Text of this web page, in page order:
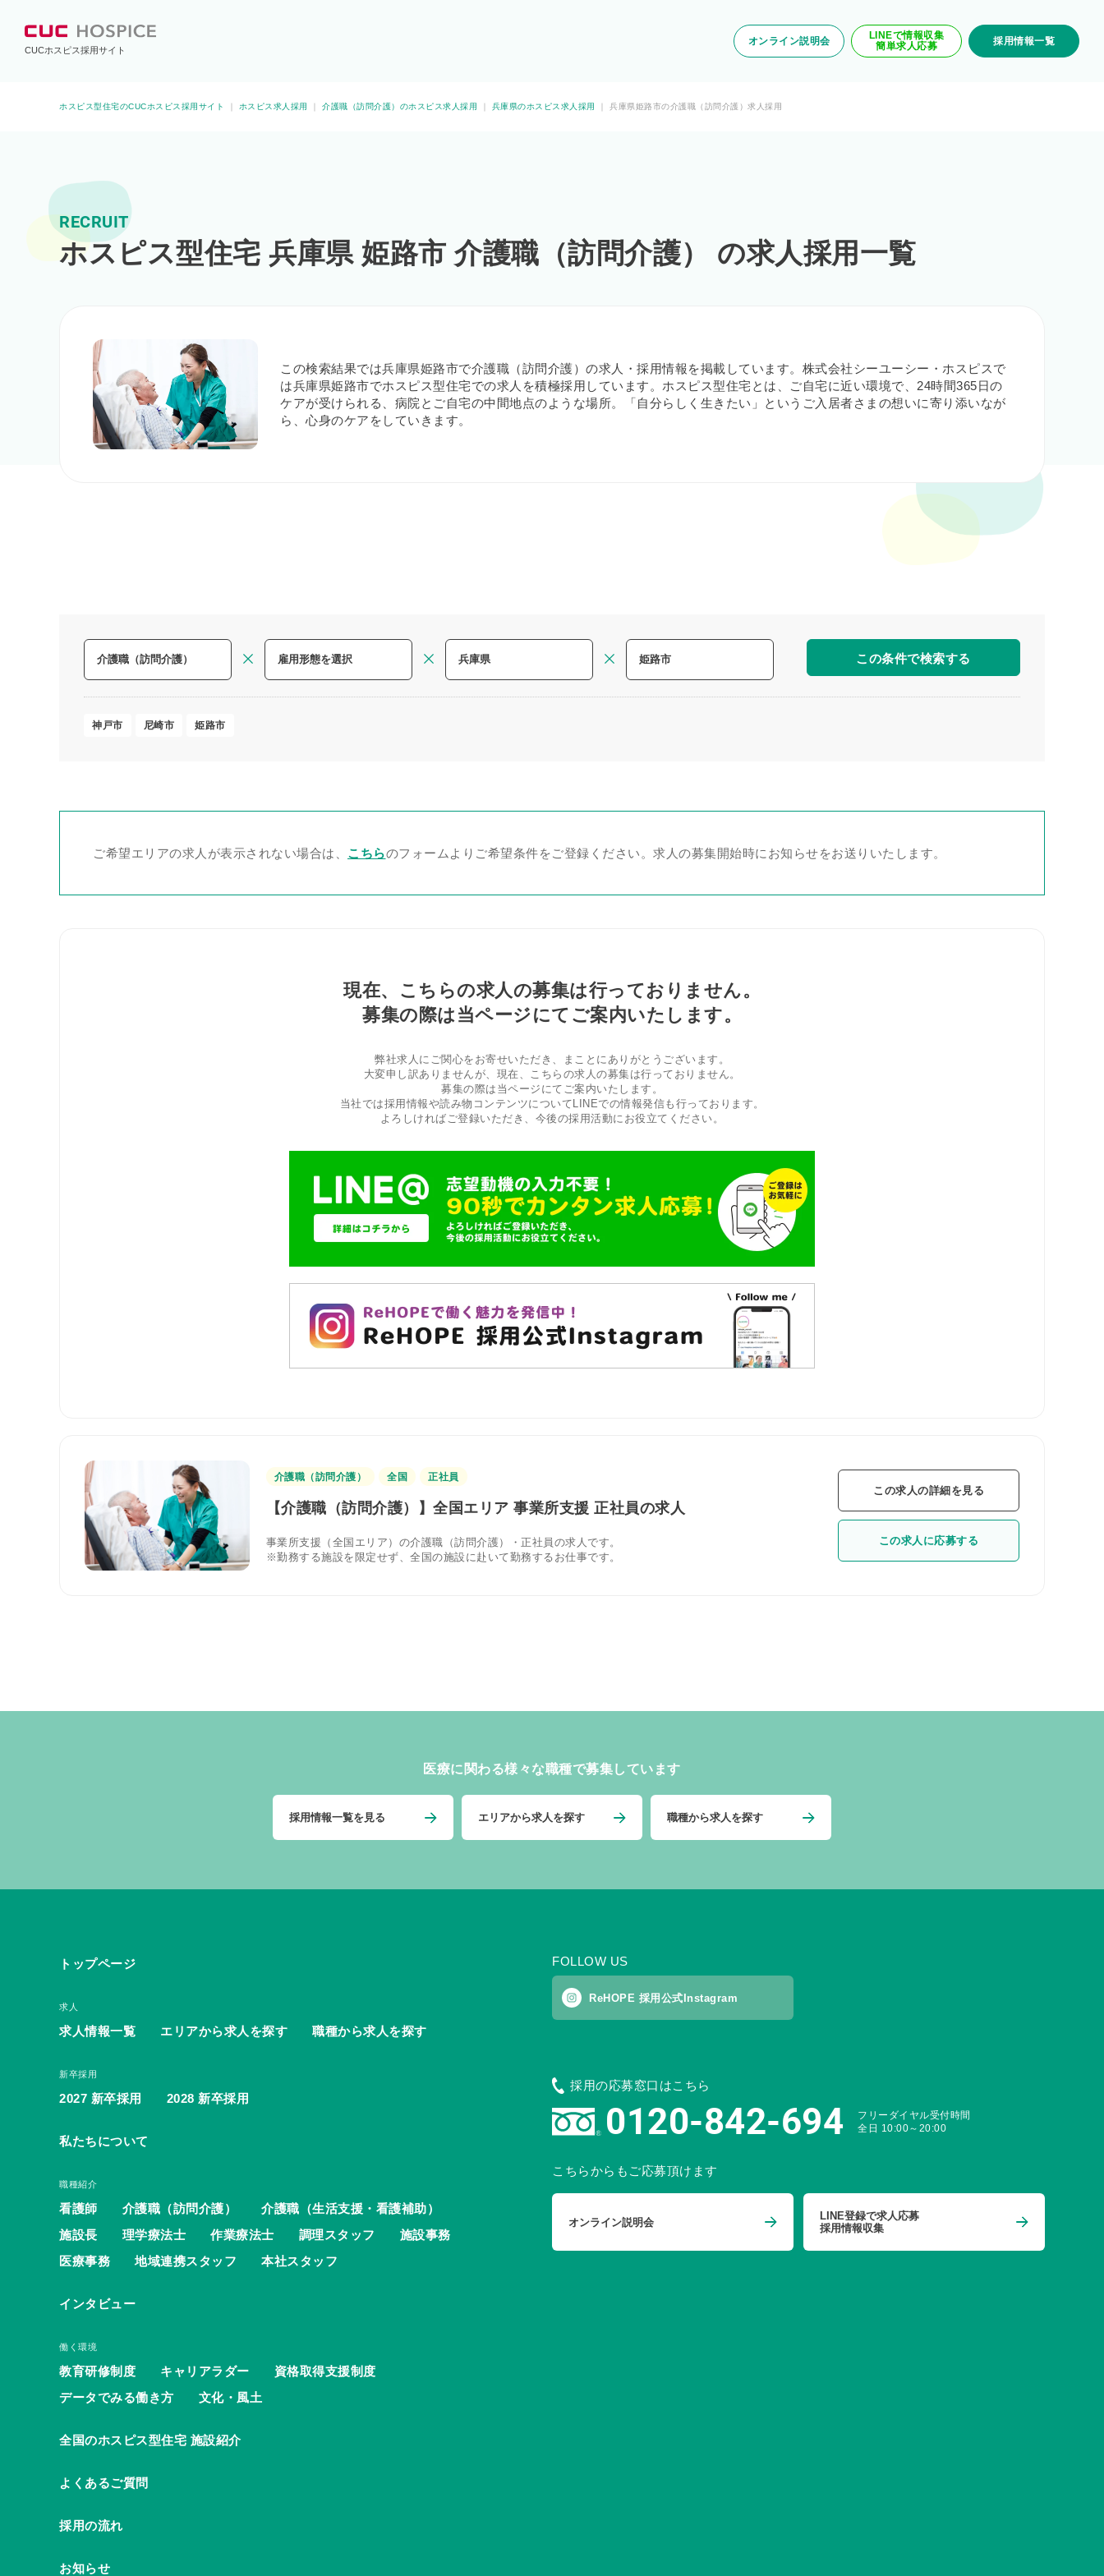
CUCホスピス採用サイト
オンライン説明会
LINEで情報収集
簡単求人応募
採用情報一覧
ホスピス型住宅のCUCホスピス採用サイト ホスピス求人採用 介護職（訪問介護）のホスピス求人採用 兵庫県のホスピス求人採用 兵庫県姫路市の介護職（訪問介護）求人採用
RECRUIT
ホスピス型住宅 兵庫県 姫路市 介護職（訪問介護） の求人採用一覧
この検索結果では兵庫県姫路市で介護職（訪問介護）の求人・採用情報を掲載しています。株式会社シーユーシー・ホスピスで
は兵庫県姫路市でホスピス型住宅での求人を積極採用しています。ホスピス型住宅とは、ご自宅に近い環境で、24時間365日の
ケアが受けられる、病院とご自宅の中間地点のような場所。「自分らしく生きたい」というご入居者さまの想いに寄り添いなが
ら、心身のケアをしていきます。
この条件で検索する
神戸市 尼崎市 姫路市
ご希望エリアの求人が表示されない場合は、 こちらのフォームよりご希望条件をご登録ください。求人の募集開始時にお知らせをお送りいたします。
現在、こちらの求人の募集は行っておりません。
募集の際は当ページにてご案内いたします。
弊社求人にご関心をお寄せいただき、まことにありがとうございます。
大変申し訳ありませんが、現在、こちらの求人の募集は行っておりません。
募集の際は当ページにてご案内いたします。
当社では採用情報や読み物コンテンツについてLINEでの情報発信も行っております。
よろしければご登録いただき、今後の採用活動にお役立てください。
介護職（訪問介護） 全国 正社員
【介護職（訪問介護）】全国エリア 事業所支援 正社員の求人
事業所支援（全国エリア）の介護職（訪問介護）・正社員の求人です。
※勤務する施設を限定せず、全国の施設に赴いて勤務するお仕事です。
この求人の詳細を見る
この求人に応募する
医療に関わる様々な職種で募集しています
採用情報一覧を見る エリアから求人を探す 職種から求人を探す
トップページ
求人
求人情報一覧 エリアから求人を探す 職種から求人を探す
新卒採用
2027 新卒採用 2028 新卒採用
私たちについて
職種紹介
看護師 介護職（訪問介護）
介護職（生活支援・看護補助）
施設長
理学療法士 作業療法士 調理スタッフ
施設事務
医療事務
地域連携スタッフ 本社スタッフ
インタビュー
働く環境
教育研修制度 キャリアラダー
資格取得支援制度
データでみる働き方
文化・風土
全国のホスピス型住宅 施設紹介
よくあるご質問
採用の流れ
お知らせ
FOLLOW US
ReHOPE 採用公式Instagram
採用の応募窓口はこちら
0120-842-694
フリーダイヤル受付時間
全日 10:00～20:00
こちらからもご応募頂けます
オンライン説明会
LINE登録で求人応募
採用情報収集